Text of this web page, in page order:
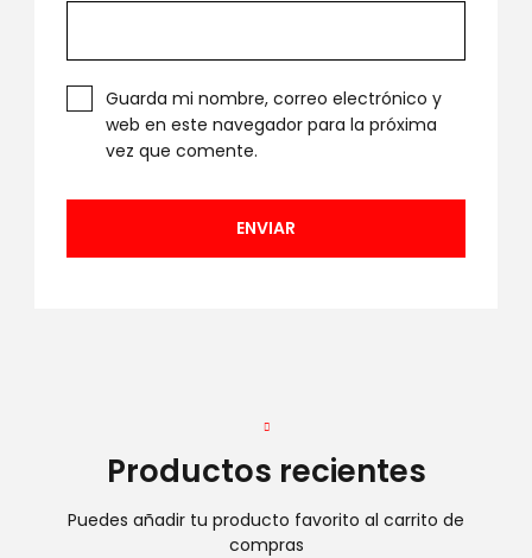
Guarda mi nombre, correo electrónico y
web en este navegador para la próxima
vez que comente.
Productos recientes
Puedes añadir tu producto favorito al carrito de
compras